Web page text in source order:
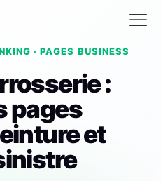
· PAGES BUSINESS
:
pages
et